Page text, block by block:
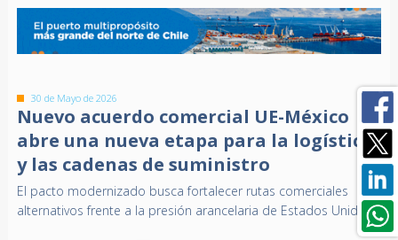
30 de Mayo de 2026
Nuevo acuerdo comercial UE-México
abre una nueva etapa para la logística
y las cadenas de suministro
El pacto modernizado busca fortalecer rutas comerciales
alternativos frente a la presión arancelaria de Estados Unidos